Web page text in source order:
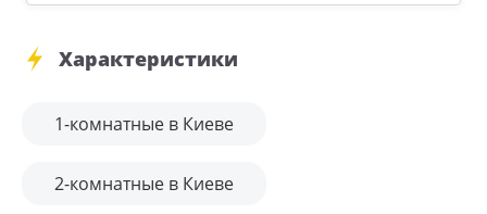
Характеристики
1-комнатные в Киеве
2-комнатные в Киеве